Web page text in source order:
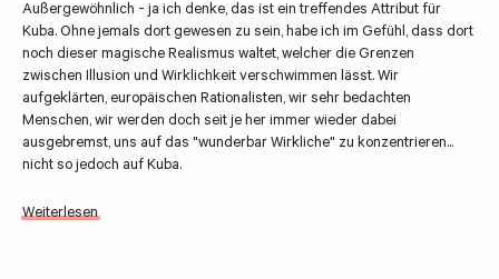
Außergewöhnlich - ja ich denke, das ist ein treffendes Attribut für
Kuba. Ohne jemals dort gewesen zu sein, habe ich im Gefühl, dass dort
noch dieser magische Realismus waltet, welcher die Grenzen
zwischen Illusion und Wirklichkeit verschwimmen lässt. Wir
aufgeklärten, europäischen Rationalisten, wir sehr bedachten
Menschen, wir werden doch seit je her immer wieder dabei
ausgebremst, uns auf das "wunderbar Wirkliche" zu konzentrieren...
nicht so jedoch auf Kuba.
Weiterlesen